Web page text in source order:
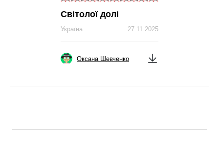
Світолої долі
27.11.2025
Україна
Оксана Шевченко